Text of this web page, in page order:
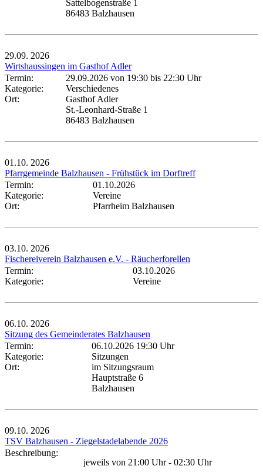
Sattelbogenstraße 1
86483 Balzhausen
29.09. 2026
Wirtshaussingen im Gasthof Adler
Termin:
29.09.2026 von 19:30 bis 22:30 Uhr
Kategorie:
Verschiedenes
Ort:
Gasthof Adler
St.-Leonhard-Straße 1
86483 Balzhausen
01.10. 2026
Pfarrgemeinde Balzhausen - Frühstück im Dorftreff
Termin:
01.10.2026
Kategorie:
Vereine
Ort:
Pfarrheim Balzhausen
03.10. 2026
Fischereiverein Balzhausen e.V. - Räucherforellen
Termin:
03.10.2026
Kategorie:
Vereine
06.10. 2026
Sitzung des Gemeinderates Balzhausen
Termin:
06.10.2026 19:30 Uhr
Kategorie:
Sitzungen
Ort:
im Sitzungsraum
Hauptstraße 6
Balzhausen
09.10. 2026
TSV Balzhausen - Ziegelstadelabende 2026
Beschreibung:
jeweils von 21:00 Uhr - 02:30 Uhr